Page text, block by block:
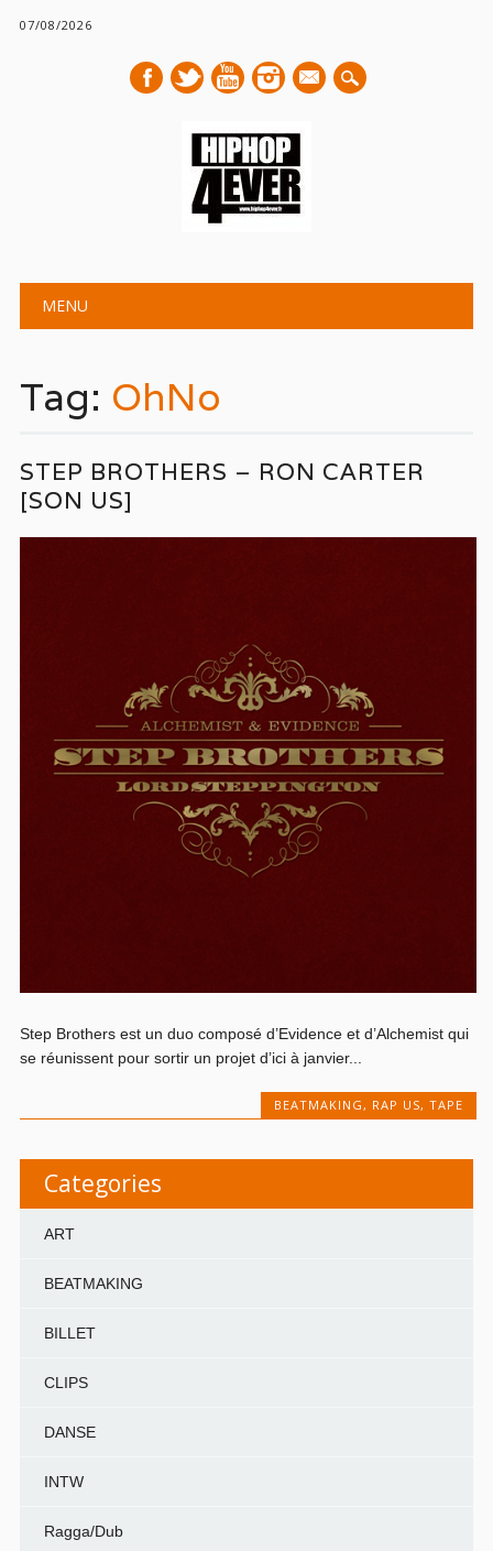
07/08/2026
mail
Main menu
MENU
Tag: OhNo
STEP BROTHERS – RON CARTER
[SON US]
Step Brothers est un duo composé d’Evidence et d’Alchemist qui
se réunissent pour sortir un projet d’ici à janvier...
BEATMAKING, RAP US, TAPE
Categories
ART
BEATMAKING
BILLET
CLIPS
DANSE
INTW
Ragga/Dub